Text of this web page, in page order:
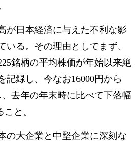
が日本経済に与えた不利な影
いる。その理由としてまず、
銘柄の平均株価が年始以来絶
記録し、今なお16000円から
去年の年末時に比べて下落幅
と。
の大企業と中堅企業に深刻な